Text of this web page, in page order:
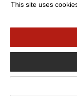
prestataires
Enfin, en cliquant
sociaux Twitter,
figurant sur le
https://
application
57930
This site uses